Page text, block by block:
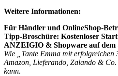
Weitere Informationen:
Für Händler und OnlineShop-
Tipp-Broschüre: Kostenloser
ANZEIGIO & Shopware auf dem
Wie „Tante Emma mit erfolgreichen
Amazon, Lieferando, Zalando &
kann.